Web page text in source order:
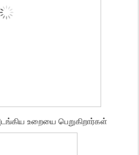
உறையை பெறுகிறார்கள்